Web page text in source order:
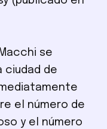
se
ciudad de
el número de
y el número